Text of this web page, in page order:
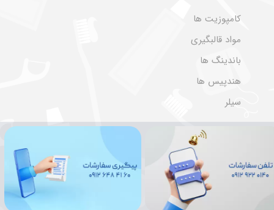
کامپوزیت ها
مواد قالبگیری
باندینگ ها
هندپیس ها
سیلر